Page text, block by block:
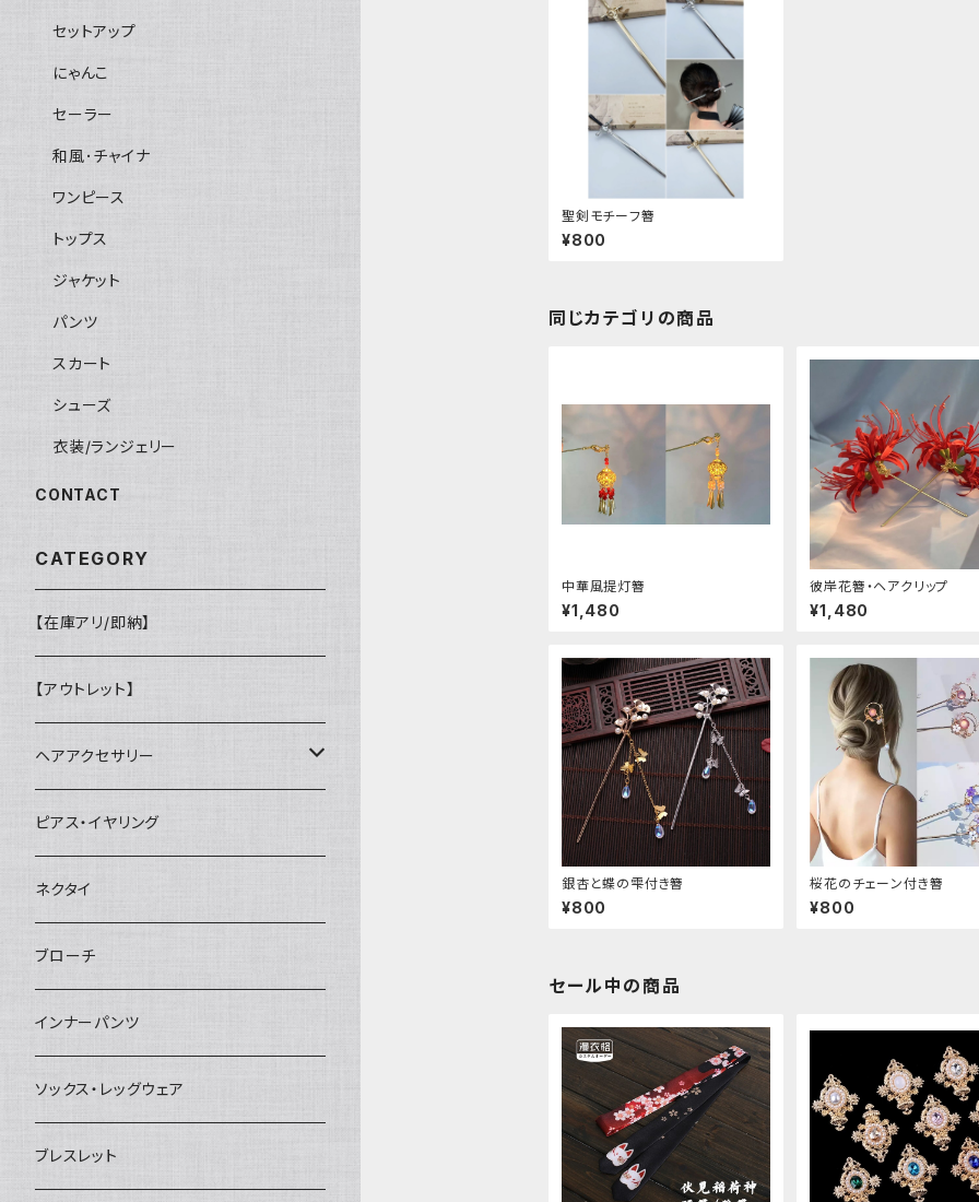
聖剣モチーフ簪
¥800
同じカテゴリの商品
中華風提灯簪
¥1,480
彼岸花簪・ヘアクリップ
¥1,480
銀杏と蝶の雫付き簪
¥800
桜花のチェーン付き簪
¥800
セール中の商品
セットアップ
にゃんこ
セーラー
和風･チャイナ
ワンピース
トップス
ジャケット
パンツ
スカート
シューズ
衣装/ランジェリー
CONTACT
CATEGORY
【在庫アリ/即納】
【アウトレット】
ヘアアクセサリー
ヘアクリップ
ヘッドドレス・カチューシャ
ヘアゴム
簪
ピアス・イヤリング
ネクタイ
ブローチ
インナーパンツ
ソックス・レッグウェア
ブレスレット